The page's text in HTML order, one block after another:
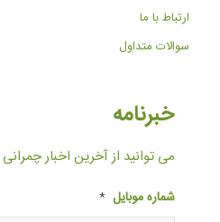
ارتباط با ما
سوالات متداول
خبرنامه
می توانید از آخرین اخبار
شماره موبایل *